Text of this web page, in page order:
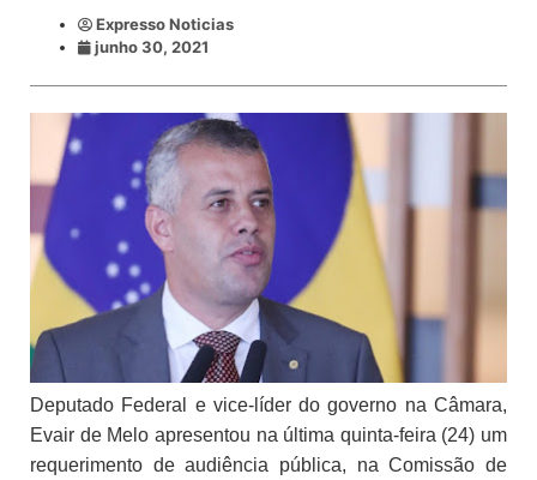
Expresso Noticias
junho 30, 2021
Deputado Federal e vice-líder do governo na Câmara,
Evair de Melo apresentou na última quinta-feira (24) um
requerimento de audiência pública, na Comissão de